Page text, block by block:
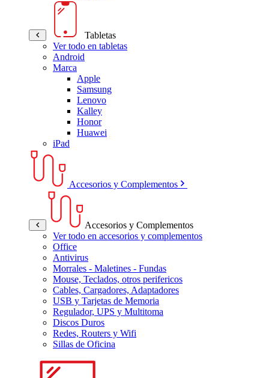
Tabletas
Ver todo en tabletas
Android
Marca
Apple
Samsung
Lenovo
Kalley
Honor
Huawei
iPad
Accesorios y Complementos
Accesorios y Complementos
Ver todo en accesorios y complementos
Office
Antivirus
Morrales - Maletines - Fundas
Mouse, Teclados, otros perifericos
Cables, Cargadores, Adaptadores
USB y Tarjetas de Memoria
Regulador, UPS y Multitoma
Discos Duros
Redes, Routers y Wifi
Sillas de Oficina